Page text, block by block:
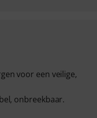
voor een veilige,
onbreekbaar.